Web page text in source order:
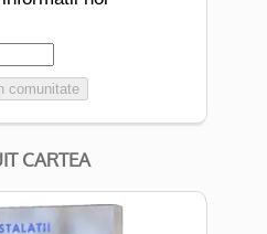
comunitate
CARTEA